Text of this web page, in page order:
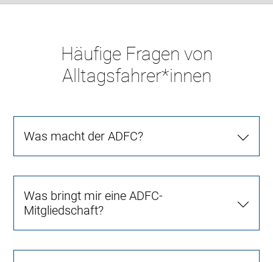
Häufige Fragen von
Alltagsfahrer*innen
Was macht der ADFC?
Was bringt mir eine ADFC-
Mitgliedschaft?